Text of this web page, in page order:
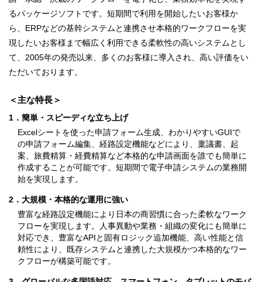
るパッケージソフトです。短期間で利用を開始したいお客様か
ら、ERPなどの基幹システムと連携させ本格的ワークフローを実
現したいお客様まで幅広く利用できる柔軟性の高いシステムとし
て、2005年の発売以来、多くのお客様に導入され、高い評価をい
ただいております。
＜主な特長＞
1．簡単・スピーディな立ち上げ
Excelシートを使った申請フォーム生成、わかりやすいGUIで
の申請フォーム編集、経路設定機能などにより、稟議書、起
案、旅費精算・経費精算など本格的な申請画面を誰でも簡単に
作成することが可能です。短期間で電子申請システムの業務開
始を実現します。
2．大規模・本格的な運用に強い
豊富な経路設定機能により日本の商習慣に合った柔軟なワーク
フローを実現します。人事異動や業務・組織の変化にも簡単に
対応でき、豊富なAPIと固有ロジック追加機能、高い性能と信
頼性により、既存システムと連携した大規模かつ本格的なワー
クフローが構築可能です。